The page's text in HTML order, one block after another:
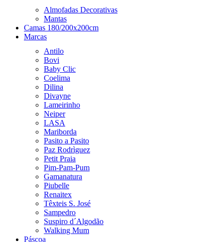
Almofadas Decorativas
Mantas
Camas 180/200x200cm
Marcas
Antilo
Bovi
Baby Clic
Coelima
Dilina
Divayne
Lameirinho
Neiper
LASA
Mariborda
Pasito a Pasito
Paz Rodrìguez
Petit Praia
Pim-Pam-Pum
Gamanatura
Piubelle
Renaitex
Têxteis S. José
Sampedro
Suspiro d´Algodão
Walking Mum
Páscoa